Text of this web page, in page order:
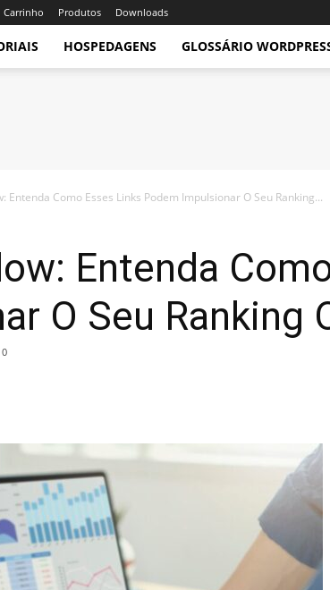
Carrinho Produtos Downloads
HOSPEDAGENS GLOSSÁRIO
Entenda Como Esses Links Podem Impulsionar O Seu Ranking...
Entenda
O Seu Ranking
0